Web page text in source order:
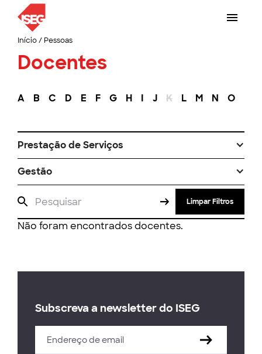
Início/ Pessoas
Docentes
A B C D E F G H I J K L M N O
Prestação de Serviços
Gestão
Limpar Filtros
Não foram encontrados docentes.
Subscreva a newsletter do ISEG